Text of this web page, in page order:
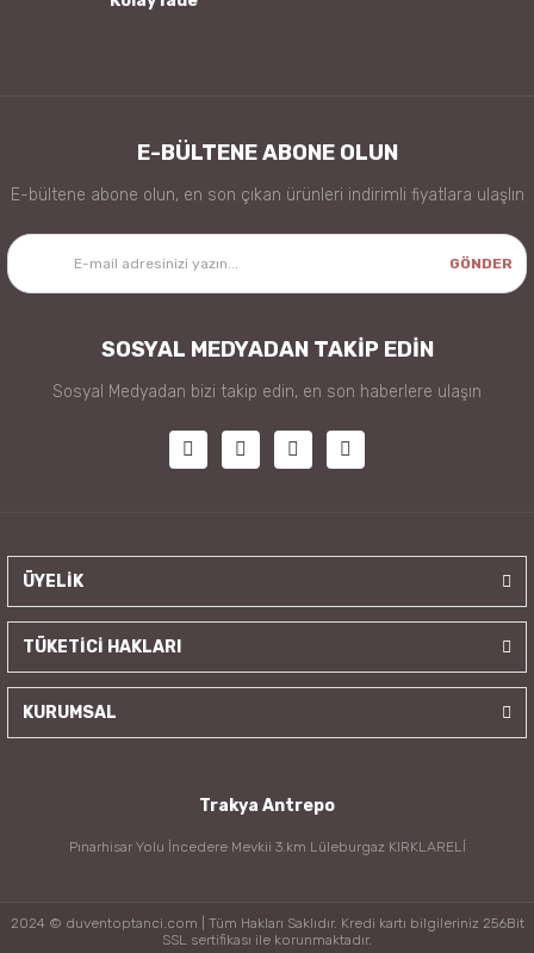
E-BÜLTENE ABONE OLUN
E-bültene abone olun, en son çıkan ürünleri indirimli fiyatlara ulaşlın
GÖNDER
SOSYAL MEDYADAN TAKİP EDİN
Sosyal Medyadan bizi takip edin, en son haberlere ulaşın
ÜYELİK
TÜKETİCİ HAKLARI
KURUMSAL
Trakya Antrepo
Pınarhisar Yolu İncedere Mevkii 3.km Lüleburgaz KIRKLARELİ
2024 © duventoptanci.com | Tüm Hakları Saklıdır. Kredi kartı bilgileriniz 256Bit
SSL sertifikası ile korunmaktadır.